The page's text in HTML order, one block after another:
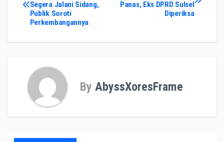
navigation
Panas, Eks DPRD Sulsel
Diperiksa
Segera Jalani Sidang,
Publik Soroti
Perkembangannya
By AbyssXoresFrame